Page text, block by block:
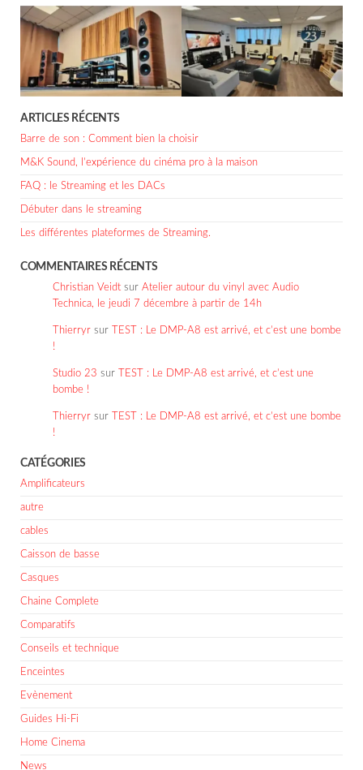
ARTICLES RÉCENTS
Barre de son : Comment bien la choisir
M&K Sound, l’expérience du cinéma pro à la maison
FAQ : le Streaming et les DACs
Débuter dans le streaming
Les différentes plateformes de Streaming.
COMMENTAIRES RÉCENTS
Christian Veidt sur Atelier autour du vinyl avec Audio
Technica, le jeudi 7 décembre à partir de 14h
Thierryr sur
TEST : Le DMP-A8 est arrivé, et c’est une bombe
!
Studio 23 sur
TEST : Le DMP-A8 est arrivé, et c’est une
bombe !
Thierryr sur
TEST : Le DMP-A8 est arrivé, et c’est une bombe
!
CATÉGORIES
Amplificateurs
autre
cables
Caisson de basse
Casques
Chaine Complete
Comparatifs
Conseils et technique
Enceintes
Evènement
Guides Hi-Fi
Home Cinema
News